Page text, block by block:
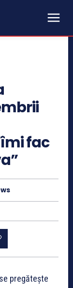
fac
pregătește